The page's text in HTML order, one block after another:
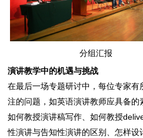
分组汇报
演讲教学中的机遇与挑战
在最后一场专题研讨中，每位专家
注的问题，如英语演讲教师应具备的
如何教授演讲稿写作、如何教授
性演讲与告知性演讲的区别、怎样